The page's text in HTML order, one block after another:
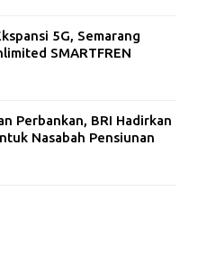
5G, Semarang
SMARTFREN
Perbankan, BRI Hadirkan
Nasabah Pensiunan